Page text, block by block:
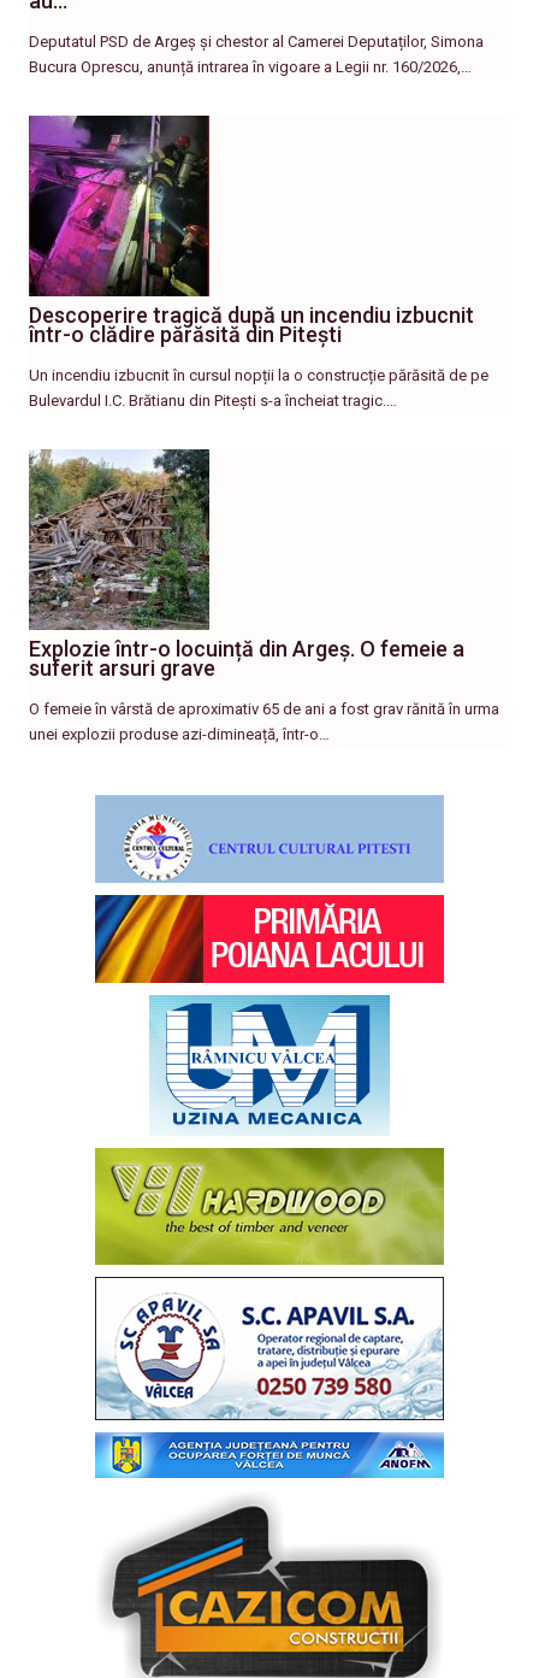
Deputatul PSD de Argeș și chestor al Camerei Deputaților, Simona
Bucura Oprescu, anunță intrarea în vigoare a Legii nr. 160/2026,…
Descoperire tragică după un incendiu izbucnit
într-o clădire părăsită din Pitești
Un incendiu izbucnit în cursul nopții la o construcție părăsită de pe
Bulevardul I.C. Brătianu din Pitești s-a încheiat tragic.…
Explozie într-o locuință din Argeș. O femeie a
suferit arsuri grave
O femeie în vârstă de aproximativ 65 de ani a fost grav rănită în urma
unei explozii produse azi-dimineață, într-o…